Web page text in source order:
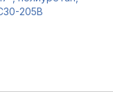
205B